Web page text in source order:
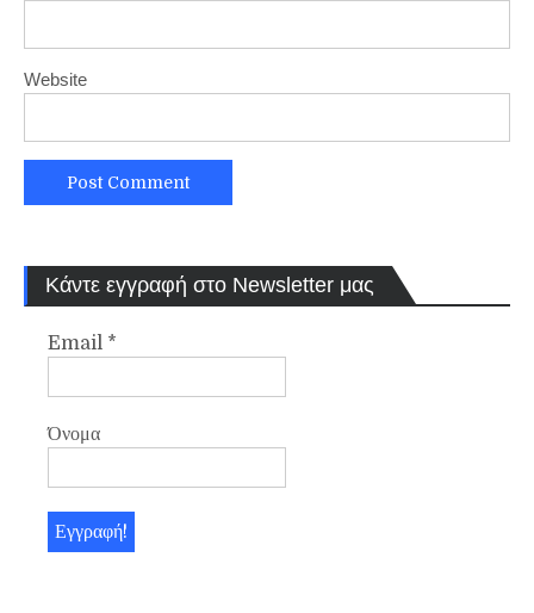
Website
Κάντε εγγραφή στο Newsletter μας
Email *
Όνομα